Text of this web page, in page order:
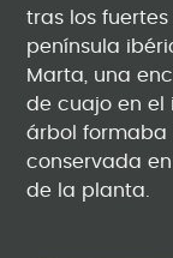
tras los
península
Marta, una
de cuajo en el
árbol formaba
conservada
de la planta.